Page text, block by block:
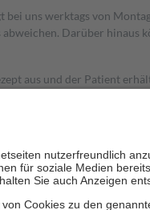
uns werktags von
Darüber
aus und der Patient
des Abgabepreises,
zehn Prozent der Kosten
stärken und die